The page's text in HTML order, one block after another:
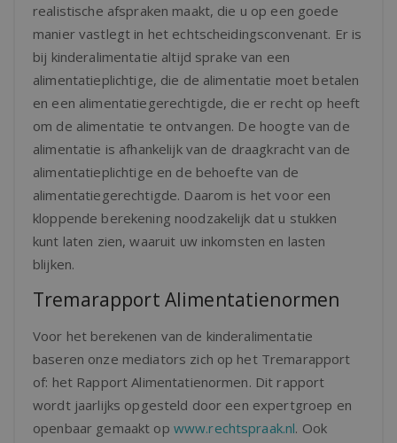
realistische afspraken maakt, die u op een goede
manier vastlegt in het echtscheidingsconvenant. Er is
bij kinderalimentatie altijd sprake van een
alimentatieplichtige, die de alimentatie moet betalen
en een alimentatiegerechtigde, die er recht op heeft
om de alimentatie te ontvangen. De hoogte van de
alimentatie is afhankelijk van de draagkracht van de
alimentatieplichtige en de behoefte van de
alimentatiegerechtigde. Daarom is het voor een
kloppende berekening noodzakelijk dat u stukken
kunt laten zien, waaruit uw inkomsten en lasten
blijken.
Tremarapport Alimentatienormen
Voor het berekenen van de kinderalimentatie
baseren onze mediators zich op het Tremarapport
of: het Rapport Alimentatienormen. Dit rapport
wordt jaarlijks opgesteld door een expertgroep en
openbaar gemaakt op www.rechtspraak.nl. Ook